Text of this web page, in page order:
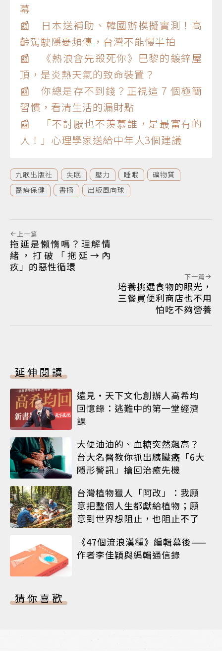
幕
📰 日本送補助、韓國辦模擬實測！高
齡駕駛隱憂頻傳，台灣不能慢半拍
📰 《熱浪會先殺死你》巴黎的鍍鋅屋
頂，是炎熱天氣的致命裝置？
📰 你總是存不到錢？正視這 7 個極簡
習慣，看清生活的漏財點
📰 「不討厭也不羨慕誰，是最富有的
人！」心理學家送給中年人3個建議
九歌出版社 失眠 壓力 睡眠
礦物質
醫療保健
書摘 出版風向球
上一篇
拖延是懶惰嗎？理解情
緒，打破「拖延→內
疚」的惡性循環
下一篇
培養挑選食物的眼光，
三餐買便利商店也不用
怕吃不夠營養
延伸閱讀
遠見‧天下文化創辦人高希均
回憶錄：逃難中的第一堂經濟
課
大便油油的、血糖突然飆高？
台大名醫教你抓出胰臟癌「6大
隱形警訊」搶回治癒先機
台灣植物獵人「阿改」：我願
意把整個人生都獻給植物；願
意到世界想阻止，也阻止不了
《47個流浪漢種》編輯幕後——
作者李佳穎與編輯通信錄
猜你喜歡